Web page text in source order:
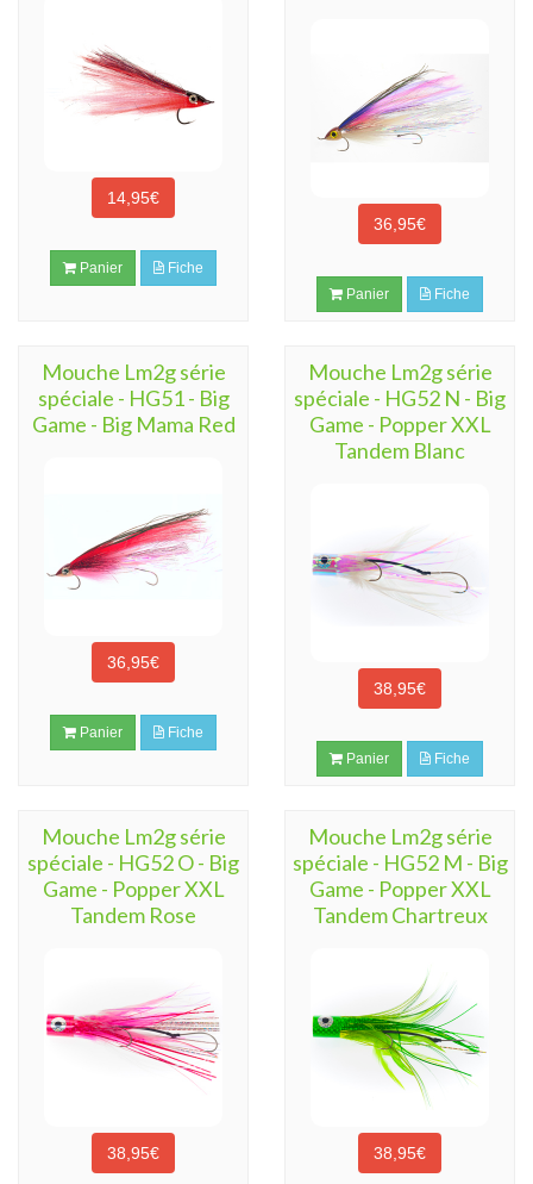
14,95€
Panier Fiche
36,95€
Panier Fiche
Mouche Lm2g série
spéciale - HG51 - Big
Game - Big Mama Red
36,95€
Panier Fiche
Mouche Lm2g série
spéciale - HG52 N - Big
Game - Popper XXL
Tandem Blanc
38,95€
Panier Fiche
Mouche Lm2g série
spéciale - HG52 O - Big
Game - Popper XXL
Tandem Rose
38,95€
Mouche Lm2g série
spéciale - HG52 M - Big
Game - Popper XXL
Tandem Chartreux
38,95€